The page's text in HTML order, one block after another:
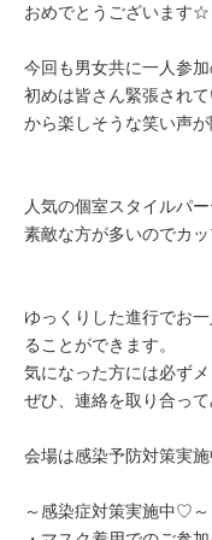
おめでとうございます
今回も男女共に一人参
初めは皆さん緊張され
から楽しそうな笑い声が
人気の個室スタイルパ
素敵な方が多いのでカ
ゆっくりした進行でお
ることができます。
気になった方には必ず
ぜひ、連絡を取り合って
会場は感染予防対策実
～感染症対策実施中♡～